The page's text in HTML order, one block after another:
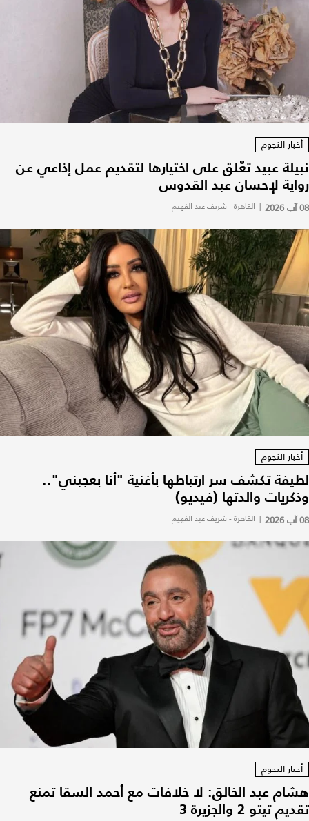
أخبار النجوم
نبيلة عبيد تعّلق على اختيارها لتقديم عمل إذاعي عن
رواية لإحسان عبد القدوس
08 آب 2026 | القاهرة - شريف عبد الفهيم
أخبار النجوم
لطيفة تكشف سر ارتباطها بأغنية "أنا بعجبني"..
وذكريات والدتها (فيديو)
08 آب 2026 | القاهرة - شريف عبد الفهيم
أخبار النجوم
هشام عبد الخالق: لا خلافات مع أحمد السقا تمنع
تقديم تيتو 2 والجزيرة 3